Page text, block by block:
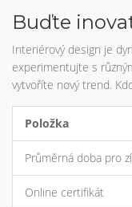
Buďte
Interiérový design je
experimentujte s
vytvoříte nový trend.
Položka
Průměrná doba pro
Online certifikát